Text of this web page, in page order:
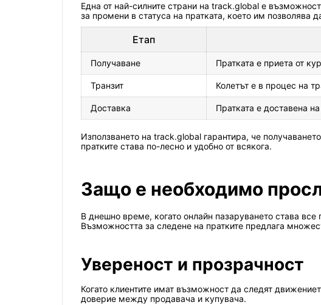
Една от най-силните страни на track.global е
за промени в статуса на пратката, което им позволява
Етап
Получаване Пратката е приета от
Транзит Колетът е в процес на
Доставка Пратката е доставена
Използването на track.global гарантира, че
пратките става по-лесно и удобно от всякога.
Защо е необходимо
В днешно време, когато онлайн пазаруването става
Възможността за следене на пратките предлага
Увереност и прозрачност
Когато клиентите имат възможност да следят
доверие между продавача и купувача.